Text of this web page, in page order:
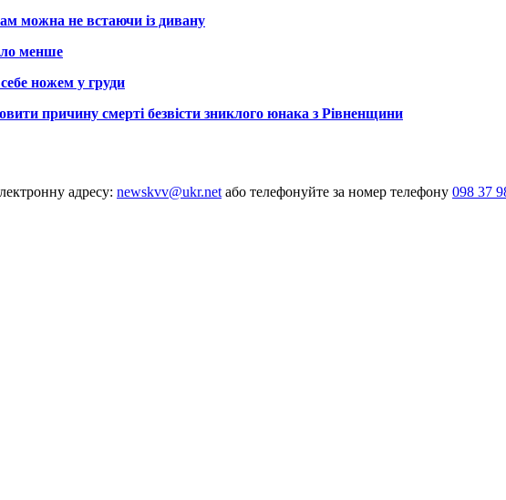
можна не встаючи із дивану
менше
ножем у груди
причину смерті безвісти зниклого юнака з Рівненщини
адресу: newskvv@ukr.netабо телефонуйте за номер телефону 098 37